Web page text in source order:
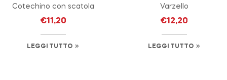
Cotechino con scatola
€11,20
LEGGI TUTTO
Varzello
€12,20
LEGGI TUTTO